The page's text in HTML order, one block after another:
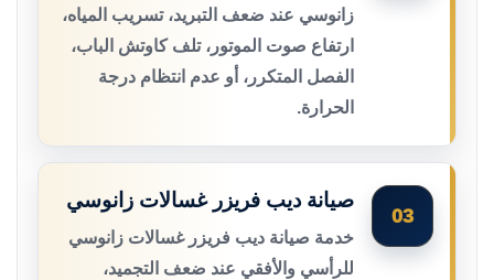
زانوسي عند ضعف التبريد، تسريب المياه،
ارتفاع صوت الموتور، تلف كاوتش الباب،
الفصل المتكرر، أو عدم انتظام درجة
الحرارة.
03
صيانة ديب فريزر غسالات زانوسي
خدمة صيانة ديب فريزر غسالات زانوسي
للرأسي والأفقي عند ضعف التجميد،